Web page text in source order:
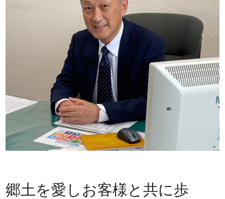
郷土を愛しお客様と共に歩